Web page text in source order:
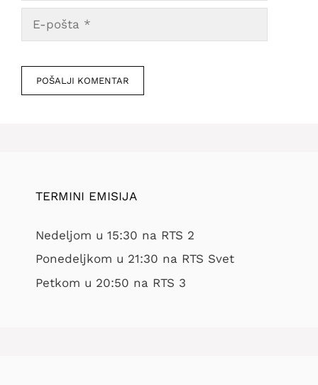
pošta
mesto
TERMINI EMISIJA
Nedeljom u 15:30 na RTS 2
Ponedeljkom u 21:30 na RTS Svet
Petkom u 20:50 na RTS 3